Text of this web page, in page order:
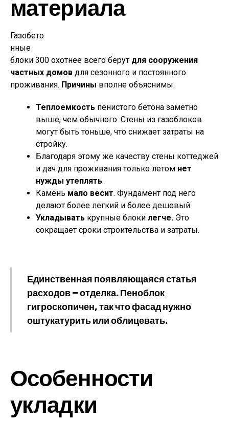
материала
Газобето
нные
блоки 300 охотнее всего берут для сооружения
частных домов для сезонного и постоянного
проживания. Причины вполне объяснимы.
Теплоемкость пенистого бетона заметно
выше, чем обычного. Стены из газоблоков
могут быть тоньше, что снижает затраты на
стройку.
Благодаря этому же качеству стены коттеджей
и дач для проживания только летом нет
нужды утеплять.
Камень мало весит. Фундамент под него
делают более легкий и более дешевый.
Укладывать крупные блоки легче. Это
сокращает сроки строительства и затраты.
Единственная появляющаяся статья
расходов – отделка. Пеноблок
гигроскопичен, так что фасад нужно
оштукатурить или облицевать.
Особенности
укладки